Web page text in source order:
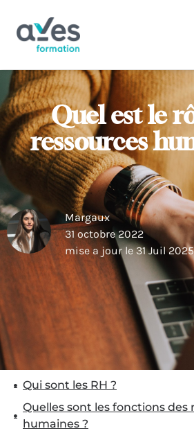
Quel est le
ressources
Margaux
31 octobre 2022
mise a jour le 31 Juil 2025
Qui sont les RH ?
Quelles sont les fonctions des
humaines ?